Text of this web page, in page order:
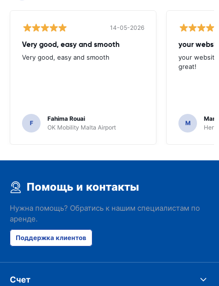
14-05-2026
Very good, easy and smooth
Very good, easy and smooth
F
Fahima Rouai
OK Mobility Malta Airport
your
your
great!
M
Помощь и контакты
Нужна помощь? Обратись к нашим специалистам по
аренде.
Поддержка клиентов
Счет